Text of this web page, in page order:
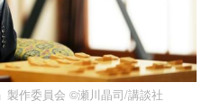
製作委員会 ©瀬川晶司/講談社